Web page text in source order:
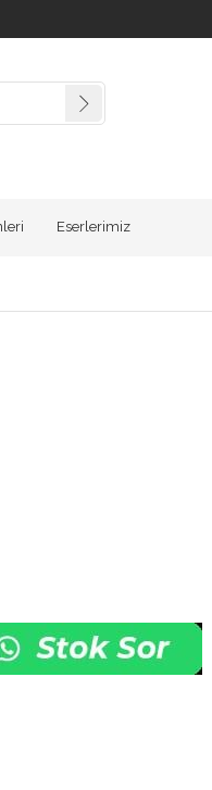
Eserlerimiz